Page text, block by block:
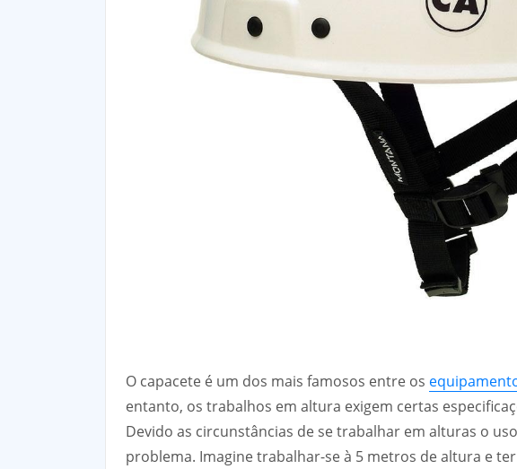
O capacete é um dos mais famosos entre os
entanto, os trabalhos em altura exigem certas
Devido as circunstâncias de se trabalhar em alturas o
problema. Imagine trabalhar-se à 5 metros de altura e